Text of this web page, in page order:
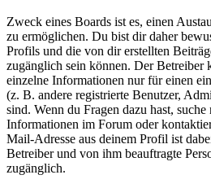
Zweck eines Boards ist es, einen
zu ermöglichen. Du bist dir daher
Profils und die von dir erstellten
zugänglich sein können. Der Betreiber
einzelne Informationen nur für einen
(z. B. andere registrierte Benutzer,
sind. Wenn du Fragen dazu hast, suche
Informationen im Forum oder
Mail-Adresse aus deinem Profil ist
Betreiber und von ihm beauftragte
zugänglich.